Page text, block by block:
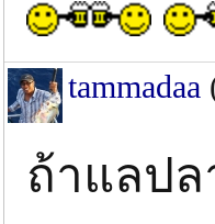
tammadaa
ถ้าแลป